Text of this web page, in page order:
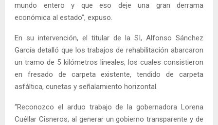
mundo entero y que eso deje una gran derrama
económica al estado”, expuso.
En su intervención, el titular de la SI, Alfonso Sánchez
García detalló que los trabajos de rehabilitación abarcaron
un tramo de 5 kilómetros lineales, los cuales consistieron
en fresado de carpeta existente, tendido de carpeta
asfáltica, cunetas y señalamiento horizontal.
“Reconozco el arduo trabajo de la gobernadora Lorena
Cuéllar Cisneros, al generar un gobierno transparente y de